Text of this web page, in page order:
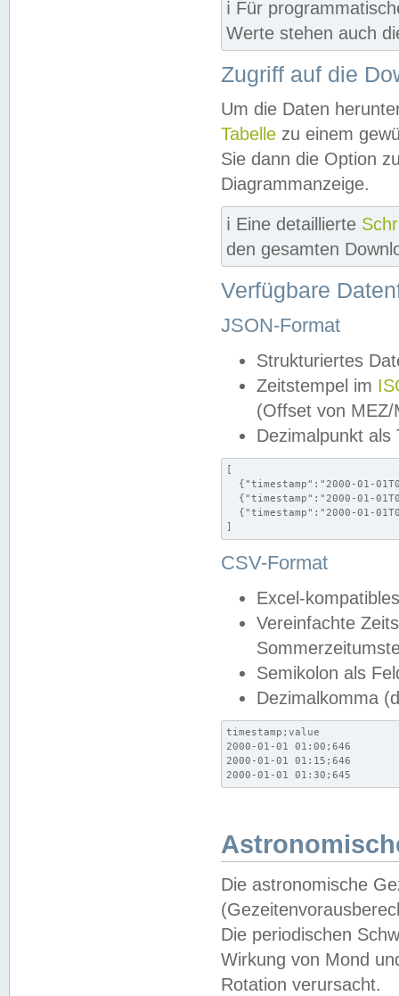
ℹ️ Für
Werte stehen auch
Zugriff auf die
Um die Daten
Tabelle zu einem
Sie dann die Option
Diagrammanzeige.
ℹ️ Eine detaillierte
den gesamten
Verfügbare
JSON-Format
Strukturiertes
Zeitstempel im
(Offset von MEZ/
Dezimalpunkt als
[
{"timestamp":"2000-01-
{"timestamp":"2000-01-
{"timestamp":"2000-01-
]
CSV-Format
Excel-
Vereinfachte
Semikolon als
Dezimalkomma
timestamp;value
2000-01-01 01:00;646
2000-01-01 01:15;646
2000-01-01 01:30;645
Die astronomische
Die periodischen
Wirkung von Mond
Rotation verursacht.